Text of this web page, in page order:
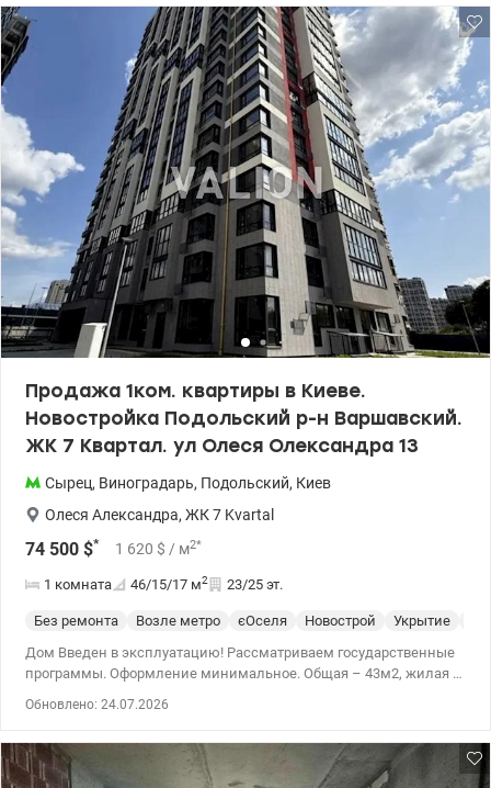
введен в эксплуатацию в 2кв. 2025; * квартира без ремонта,
после строителей; * расположена на 15 эт/25 эт.д. и имеет
невероятные обзорные характеристики; * удобная планировка -
комната + кухня-гостиная; * установлены счетчики на воду,
отопление и электроэнергию. Есть разные этажи Видеообзор
квартиры по запросу Анастасия 0932311808 Цена:73000 у.е
valion.ua/1153119
Продажа 1ком. квартиры в Киеве.
Новостройка Подольский р-н Варшавский.
ЖК 7 Квартал. ул Олеся Олександра 13
Сырец, Виноградарь, Подольский, Киев
Олеся Александра, ЖК 7 Kvartal
74 500 $* 1 620 $ / м2*
1 комната 46/15/17 м2 23/25 эт.
Без ремонта Возле метро єОселя Новострой Укрытие
Дом Введен в эксплуатацию! Рассматриваем государственные
программы. Оформление минимальное. Общая – 43м2, жилая –
Предлагается 1к в новом ЖК Седьмой Квартал по ул.
введен в эксплуатацию в 2кв. 2025; * квартира без ремонта,
после строителей; * расположена на 10 эт/25 эт.д. и имеет
Обновлено: 24.07.2026